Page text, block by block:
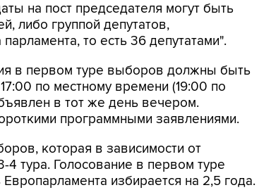
на пост председателя могут быть
либо группой депутатов,
то есть 36 депутатами".
в первом туре выборов должны быть
по местному времени (19:00 по
в тот же день вечером.
программными заявлениями.
которая в зависимости от
4 тура. Голосование в первом туре
избирается на 2,5 года.